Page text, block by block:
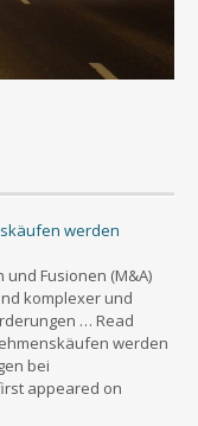
werden
Fusionen (M&A)
komplexer und
… Read
werden
bei
appeared on